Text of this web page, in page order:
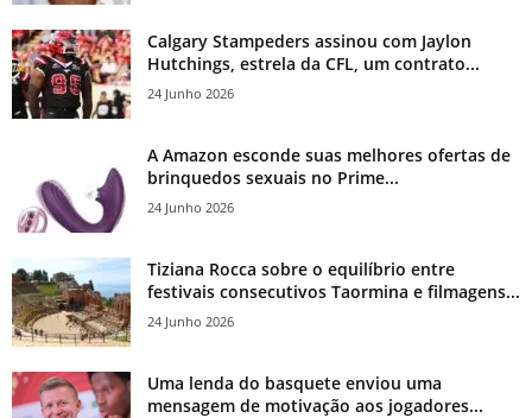
Calgary Stampeders assinou com Jaylon
Hutchings, estrela da CFL, um contrato...
24 Junho 2026
A Amazon esconde suas melhores ofertas de
brinquedos sexuais no Prime...
24 Junho 2026
Tiziana Rocca sobre o equilíbrio entre
festivais consecutivos Taormina e filmagens...
24 Junho 2026
Uma lenda do basquete enviou uma
mensagem de motivação aos jogadores...